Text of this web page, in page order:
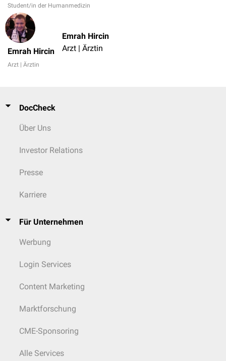
Student/in der Humanmedizin
Emrah Hircin
Arzt | Ärztin
Emrah Hircin
Arzt | Ärztin
DocCheck
Über Uns
Investor Relations
Presse
Karriere
Für Unternehmen
Werbung
Login Services
Content Marketing
Marktforschung
CME-Sponsoring
Alle Services